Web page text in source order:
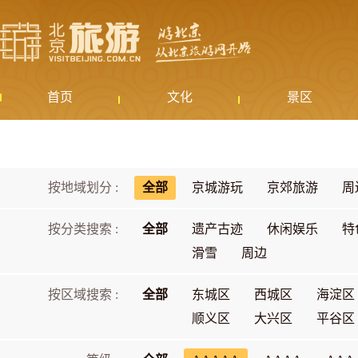
首页 文化 景区
按地域划分 : 全部 京城游玩 京郊旅游 周
按分类搜索 : 全部 遗产古迹 休闲娱乐
特
滑雪
周边
按区域搜索 : 全部 东城区 西城区
海淀区
顺义区
大兴区 平谷区